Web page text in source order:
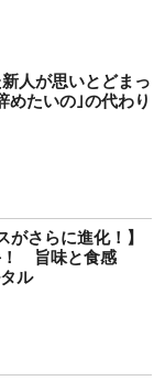
人が思いとどまっ
たいの｣の代わり
がさらに進化！】
！ 旨味と食感
ル